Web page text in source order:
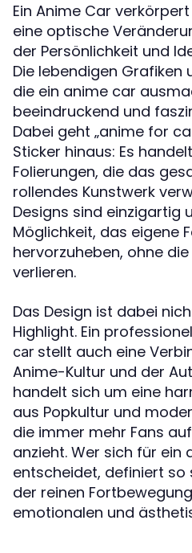
Ein Anime Car
eine optische
der Persönlichkeit und
Die lebendigen Grafiken
die ein anime car
beeindruckend und
Dabei geht „anime for
Sticker hinaus: Es
Folierungen, die das
rollendes Kunstwerk
Designs sind einzigartig
Möglichkeit, das eigene
hervorzuheben, ohne
verlieren.
Das Design ist dabei
Highlight. Ein
car stellt auch eine
Anime-Kultur und der
handelt sich um eine
aus Popkultur und
die immer mehr Fans
anzieht. Wer sich für ein
entscheidet, definiert so
der reinen
emotionalen und